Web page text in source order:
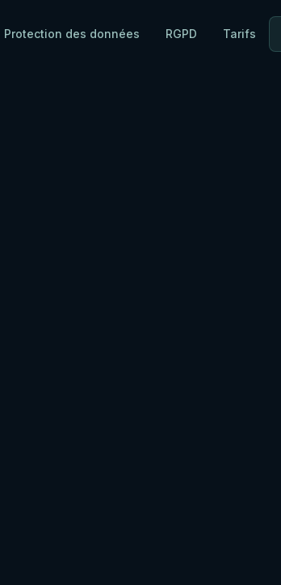
Protection des données RGPD Tarifs